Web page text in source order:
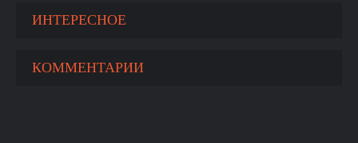
ИНТЕРЕСНОЕ
КОММЕНТАРИИ